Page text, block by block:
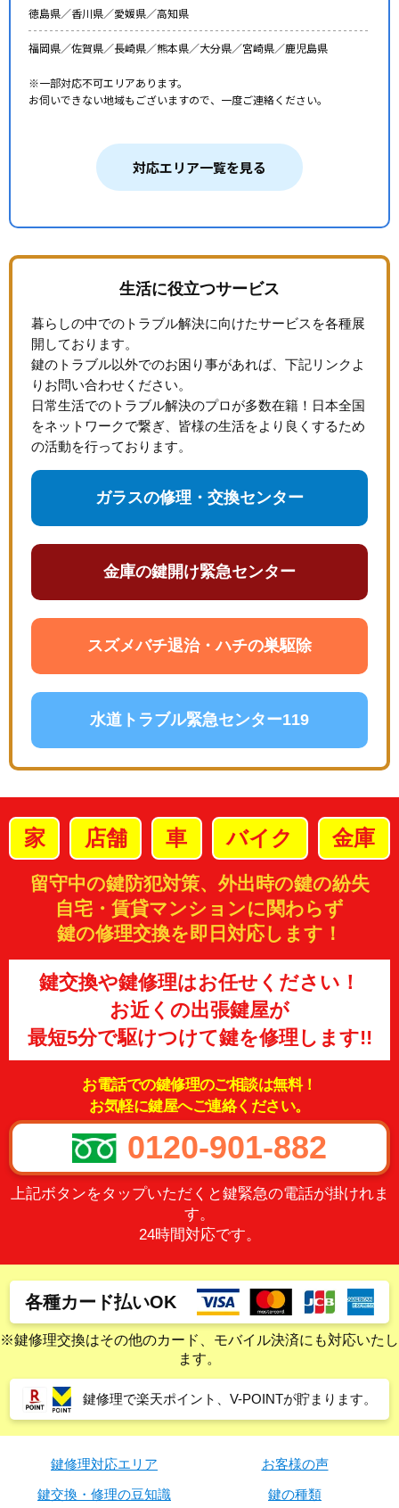
※一部対応不可エリアあります。
お伺いできない地域もございますので、一度ご連絡ください。
対応エリア一覧を見る
徳島県／香川県／愛媛県／高知県
福岡県／佐賀県／長崎県／熊本県／大分県／宮崎県／鹿児島県
生活に役立つサービス
暮らしの中でのトラブル解決に向けたサービスを各種展
開しております。
鍵のトラブル以外でのお困り事があれば、下記リンクよ
りお問い合わせください。
日常生活でのトラブル解決のプロが多数在籍！日本全国
をネットワークで繋ぎ、皆様の生活をより良くするため
の活動を行っております。
ガラスの修理・交換センター
金庫の鍵開け緊急センター
スズメバチ退治・ハチの巣駆除
水道トラブル緊急センター119
家 店舗 車 バイク 金庫
留守中の鍵防犯対策、外出時の鍵の紛失
自宅・賃貸マンションに関わらず
鍵の修理交換を即日対応します！
鍵交換や鍵修理はお任せください！
お近くの出張鍵屋が
最短5分で駆けつけて鍵を修理します!!
お電話での鍵修理のご相談は無料！
お気軽に鍵屋へご連絡ください。
0120-901-882
上記ボタンをタップいただくと鍵緊急の電話が掛けれま
す。
24時間対応です。
各種カード払いOK
※鍵修理交換はその他のカード、モバイル決済にも対応いたし
ます。
鍵修理で楽天ポイント、V-POINTが貯まります。
鍵修理対応エリア
お客様の声
鍵交換・修理の豆知識
鍵の種類